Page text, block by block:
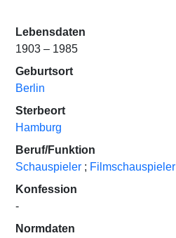
Lebensdaten
1903 – 1985
Geburtsort
Berlin
Sterbeort
Hamburg
Beruf/Funktion
Schauspieler ; Filmschauspieler
Konfession
-
Normdaten